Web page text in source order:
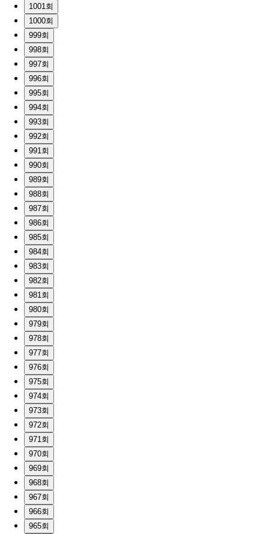
1001회
1000회
999회
998회
997회
996회
995회
994회
993회
992회
991회
990회
989회
988회
987회
986회
985회
984회
983회
982회
981회
980회
979회
978회
977회
976회
975회
974회
973회
972회
971회
970회
969회
968회
967회
966회
965회